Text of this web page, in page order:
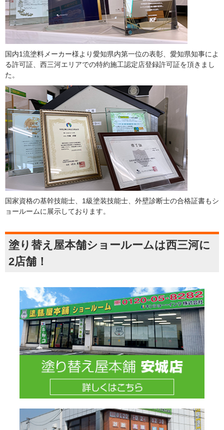
国内1流塗料メーカー様より愛知県内第一位の表彰、愛知県知事によ
る許可証、西三河エリアでの特約施工認定店登録許可証を頂きまし
た。
国家資格の基幹技能士、1級塗装技能士、外壁診断士の合格証書もシ
ョールームに展示しております。
塗り替え屋本舗ショールームは西三河に
2店舗！